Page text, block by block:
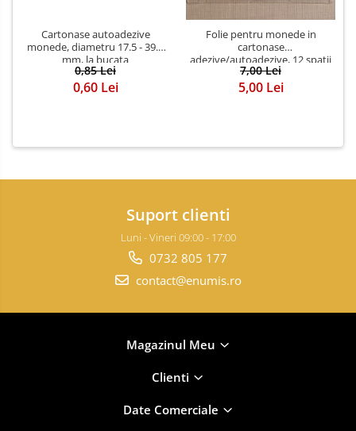
Cartonase autoadezive
monede, diametru 17.5 - 39.5
mm, la bucata
0,85 Lei
0,60 Lei
Folie pentru monede in
cartonase
adezive/autoadezive, 12 spatii
7,00 Lei
5,00 Lei
Suport clienti
Luni - Vineri 09:00 - 17:00
0732 805 177
contact@enumis.ro
Magazinul Meu
Clienti
Date Comerciale